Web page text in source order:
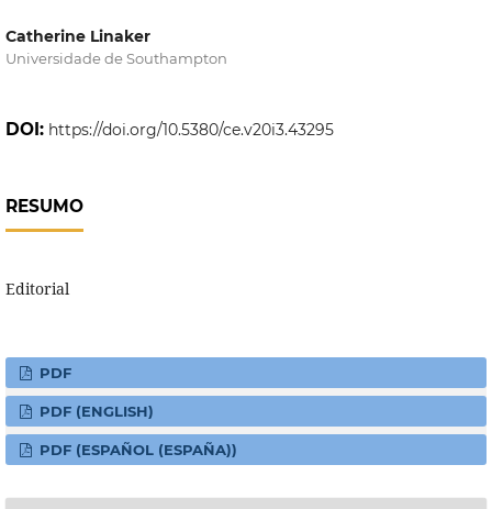
Catherine Linaker
Universidade de Southampton
DOI: https://doi.org/10.5380/ce.v20i3.43295
RESUMO
Editorial
PDF
PDF (ENGLISH)
PDF (ESPAÑOL (ESPAÑA))